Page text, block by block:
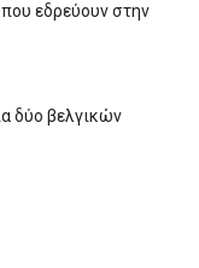
εδρεύουν στην
δύο βελγικών